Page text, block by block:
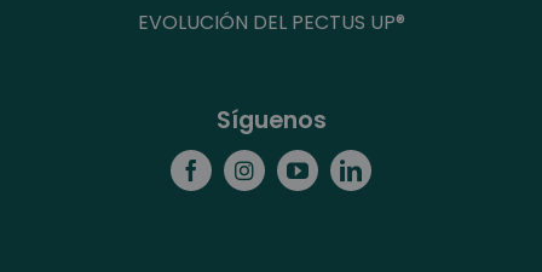
EVOLUCIÓN DEL PECTUS UP®
Síguenos